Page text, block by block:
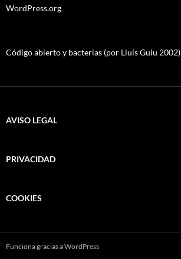
WordPress.org
Código abierto y bacterias (por Lluís Guiu 2002)
AVISO LEGAL
PRIVACIDAD
COOKIES
Funciona gracias a WordPress